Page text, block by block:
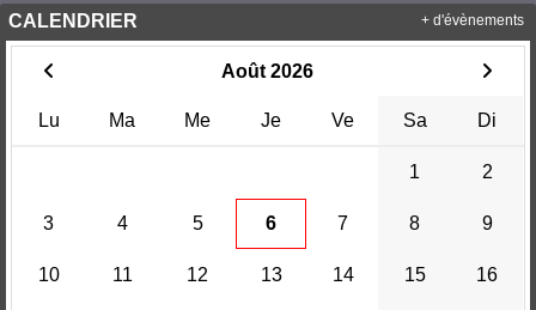
CALENDRIER
Août 2026
Lu Ma Me Je Ve Sa Di
1 2
3 4 5 6 7 8 9
10 11 12 13 14 15 16
+ d'évènements